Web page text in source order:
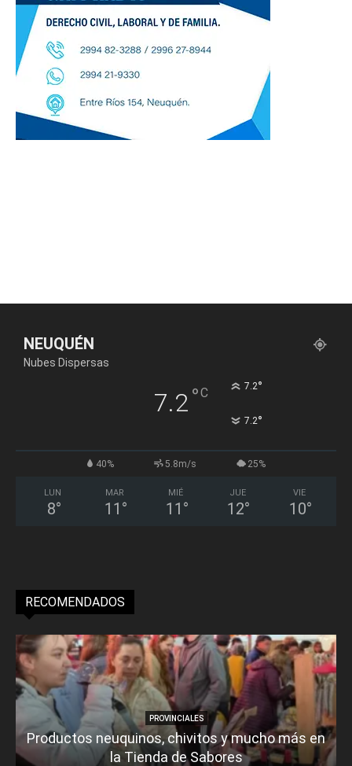
NEUQUÉN
Nubes Dispersas
7.2°C 7.2°
7.2°
40% 5.8m/s 25%
LUN
8°
MAR
11 °
MIÉ
11 °
JUE
12°
VIE
10°
RECOMENDADOS
PROVINCIALES
Productos neuquinos, chivitos y mucho más en
la Tienda de Sabores